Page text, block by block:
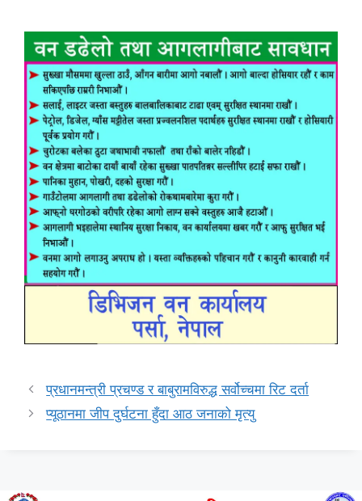
प्रधानमन्त्री प्रचण्ड र बाबुरामविरुद्ध सर्वोच्चमा रिट दर्ता
प्यूठानमा जीप दुर्घटना हुँदा आठ जनाको मृत्यु